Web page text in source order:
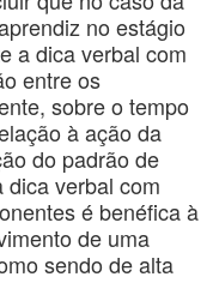
no estágio
a dica verbal com
entre os
sobre o tempo
à ação da
do padrão de
verbal com
é benéfica à
de uma
sendo de alta